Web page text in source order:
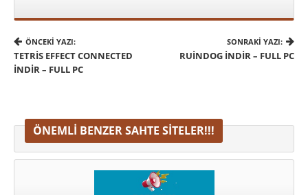
ÖNCEKI YAZI:
TETRIS EFFECT CONNECTED
İNDIR – FULL PC
SONRAKI YAZI:
RUINDOG İNDIR – FULL PC
ÖNEMLI BENZER SAHTE SITELER!!!